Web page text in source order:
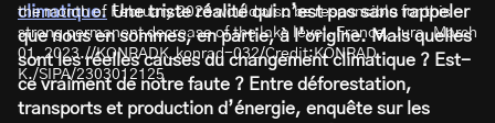
the month of February 2023 would also be responsible for this
strong permanent decrease of the lake level. France, Jura, March
01, 2023.//KONRADK_konrad-032/Credit:KONRAD
K./SIPA/2303012125
climatique. Une triste réalité qui n’est pas sans rappeler
que nous en sommes, en partie, à l’origine. Mais quelles
sont les réelles causes du changement climatique ? Est-
ce vraiment de notre faute ? Entre déforestation,
transports et production d’énergie, enquête sur les